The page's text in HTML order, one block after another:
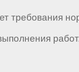
требования